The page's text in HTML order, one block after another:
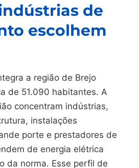
de
escolhem
a região de Brejo
de 51.090 habitantes. A
concentram indústrias,
instalações
porte e prestadores de
de energia elétrica
da norma. Esse perfil de